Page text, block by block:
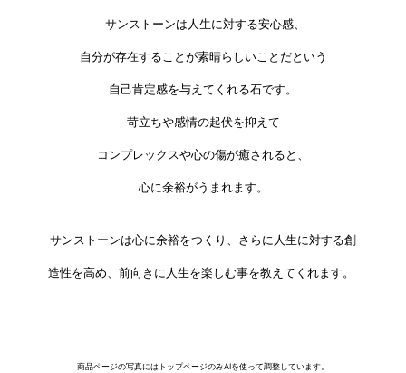
サンストーンは人生に対する安心感、
自分が存在することが素晴らしいことだという
自己肯定感を与えてくれる石です。
苛立ちや感情の起伏を抑えて
コンプレックスや心の傷が癒されると、
心に余裕がうまれます。
サンストーンは心に余裕をつくり、さらに人生に対する創
造性を高め、前向きに人生を楽しむ事を教えてくれます。
商品ページの写真にはトップページのみAIを使って調整しています。